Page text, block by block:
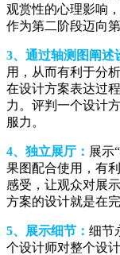
观赏性的心理影响
作为第二阶段迈向
3、通过轴测图阐述
用，从而有利于分
在设计方案表达过
力。评判一个设计
服力。
4、独立展厅： 展示
果图配合使用，有
感受，让观众对展
方案的设计就是在
5、展示细节： 细节
个设计师对整个设